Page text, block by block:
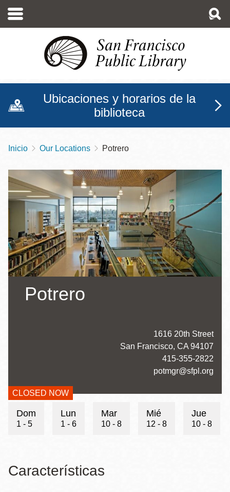
contenido
Ubicaciones y horarios de la
biblioteca
Sobrescribir
enlaces
de
ayuda
la
navegación
Inicio Our Locations Potrero
Potrero
CLOSED NOW
1616 20th Street
San Francisco, CA 94107
415-355-2822
potmgr@sfpl.org
Hours
Dom
1 - 5
Lun
1 - 6
Mar
10 - 8
Mié
12 - 8
Jue
10 - 8
Características